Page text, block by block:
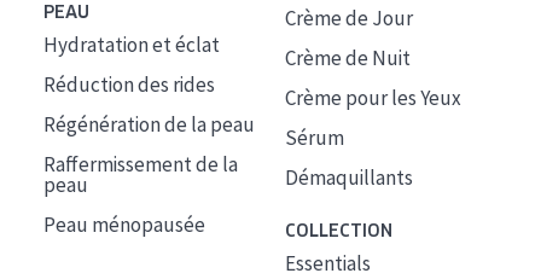
PEAU
Hydratation et éclat
Réduction des rides
Régénération de la peau
Raffermissement de la
peau
Peau ménopausée
Crème de Jour
Crème de Nuit
Crème pour les Yeux
Sérum
Démaquillants
COLLECTION
Essentials